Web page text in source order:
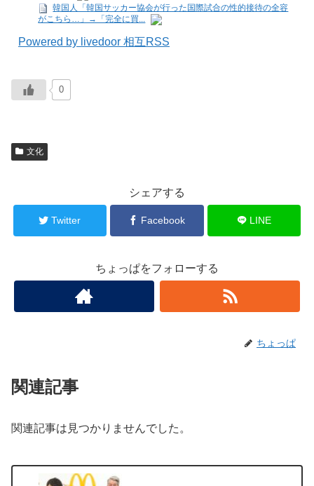
韓国人「韓国サッカー協会が行った国際試合の性的接待の全容
がこちら…」→「完全に買...
Powered by livedoor 相互RSS
0
文化
シェアする
Twitter Facebook LINE
ちょっぱをフォローする
ちょっぱ
関連記事
関連記事は見つかりませんでした。